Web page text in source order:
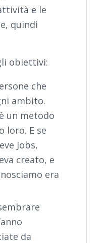
e le
quindi
obiettivi:
che
ambito.
un metodo
loro. E se
Jobs,
creato, e
era
da